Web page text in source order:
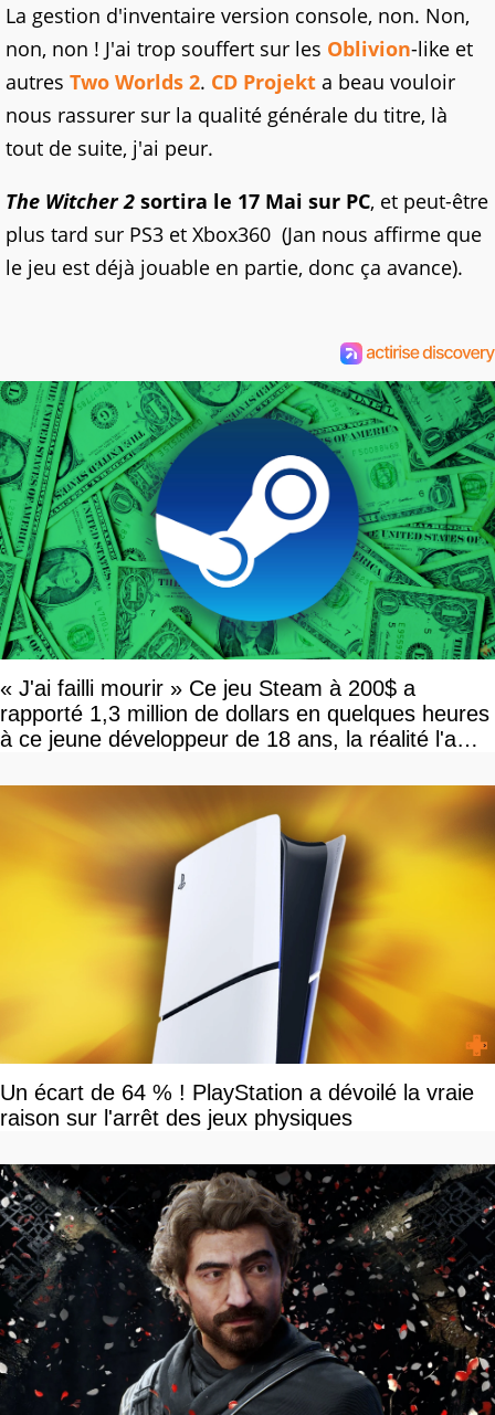
La gestion d'inventaire version console, non. Non,
non, non ! J'ai trop souffert sur les Oblivion-like et
autres Two Worlds 2. CD Projekt a beau vouloir
nous rassurer sur la qualité générale du titre, là
tout de suite, j'ai peur.
The Witcher 2 sortira le 17 Mai sur PC, et peut-être
plus tard sur PS3 et Xbox360 (Jan nous affirme que
le jeu est déjà jouable en partie, donc ça avance).
« J'ai failli mourir » Ce jeu Steam à 200$ a
rapporté 1,3 million de dollars en quelques heures
à ce jeune développeur de 18 ans, la réalité l'a
Un écart de 64 % ! PlayStation a dévoilé la vraie
raison sur l'arrêt des jeux physiques